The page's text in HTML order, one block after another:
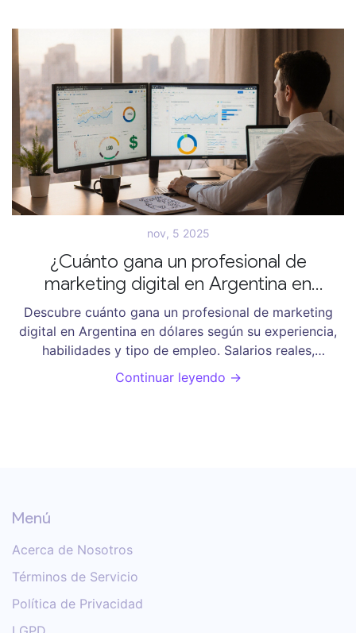
nov, 5 2025
¿Cuánto gana un profesional de
marketing digital en Argentina en
dólares?
Descubre cuánto gana un profesional de marketing
digital en Argentina en dólares según su experiencia,
habilidades y tipo de empleo. Salarios reales,
tendencias 2025 y cómo maximizar tus ingresos.
Continuar leyendo →
Menú
Acerca de Nosotros
Términos de Servicio
Política de Privacidad